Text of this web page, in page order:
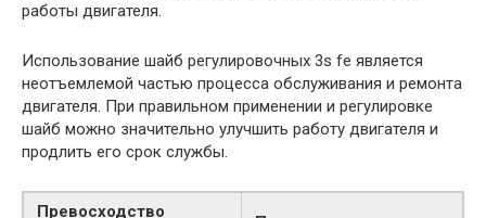
работы двигателя.
Использование шайб регулировочных 3s fe является
неотъемлемой частью процесса обслуживания и ремонта
двигателя. При правильном применении и регулировке
шайб можно значительно улучшить работу двигателя и
продлить его срок службы.
Превосходство